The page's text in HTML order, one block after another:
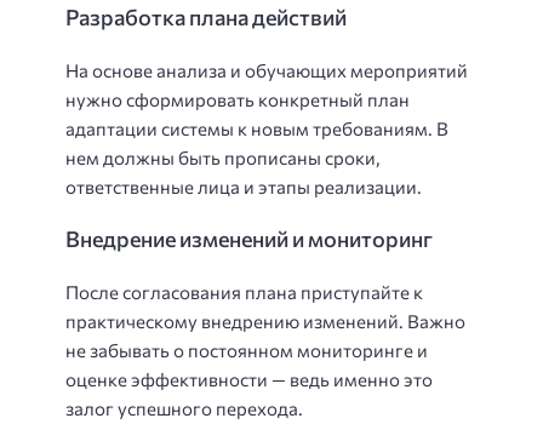
Разработка плана действий
На основе анализа и обучающих мероприятий
нужно сформировать конкретный план
адаптации системы к новым требованиям. В
нем должны быть прописаны сроки,
ответственные лица и этапы реализации.
Внедрение изменений и мониторинг
После согласования плана приступайте к
практическому внедрению изменений. Важно
не забывать о постоянном мониторинге и
оценке эффективности — ведь именно это
залог успешного перехода.